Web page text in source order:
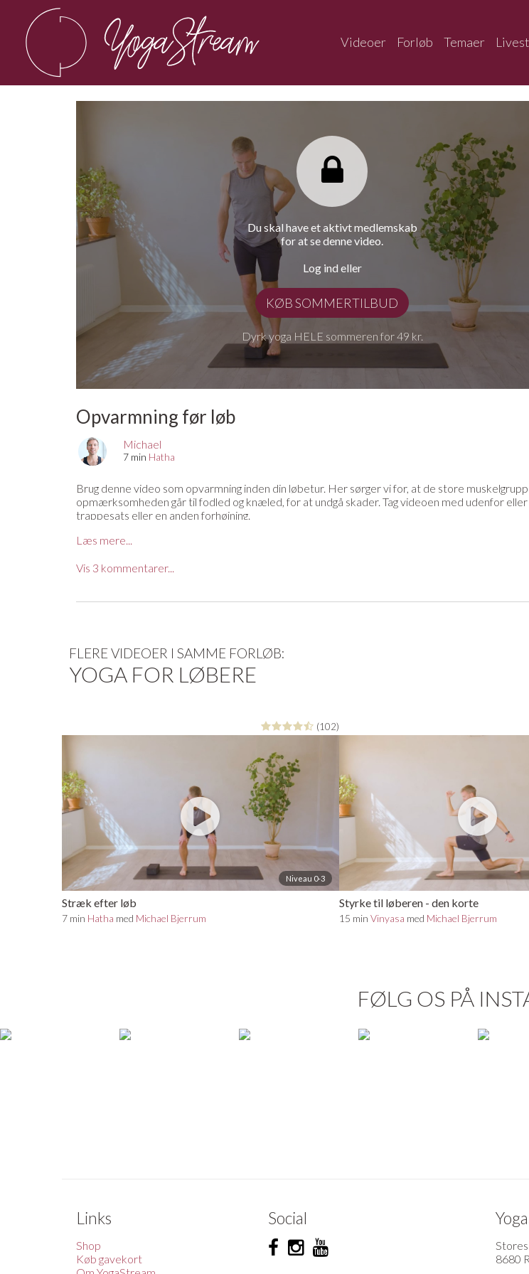
Videoer Forløb Temaer
Du skal have et aktivt medlemskab
for at se denne video.
Log ind eller
KØB SOMMERTILBUD
Dyrk yoga HELE sommeren for 49 kr.
Opvarmning før løb
Michael
7 min Hatha
Brug denne video som opvarmning inden din løbetur. Her sørger vi for, at de store
opmærksomheden går til fodled og knæled, for at undgå skader. Tag videoen med udenfor
trappesats eller en anden forhøjning.
Mangler du en yogamåtte, en yogabolster, en blok eller andet udstyr til din praksis? På
Læs mere...
Vis 3 kommentarer...
prøver at downloade introsekvenser uden held. hva gør jeg galt
01/01/2026 KL. 15:07
Hej Lisbeth. Vil du sende os en mail på info@yogastream.dk? Så kan vi hjælpe
videre. Tak. Mvh Gro
05/01/2026 KL. 11:48
Lone A.
❤️👍
22/05/2024 KL. 19:14
FLERE VIDEOER I SAMME FORLØB:
YOGA FOR LØBERE
(102)
Niveau 0-3
Stræk efter løb
7 min Hatha med Michael Bjerrum
Styrke til løberen - den korte
15 min Vinyasa med Michael Bjerrum
FØLG OS PÅ
Links
Shop
Køb gavekort
Social
8680